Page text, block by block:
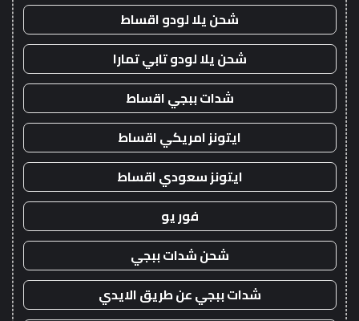
شحن يلا لودو اقساط
شحن يلا لودو تابي تمارا
شدات ببجي اقساط
ايتونز امريكي اقساط
ايتونز سعودي اقساط
فور يو
شحن شدات ببجي
شدات ببجي عن طريق الايدي